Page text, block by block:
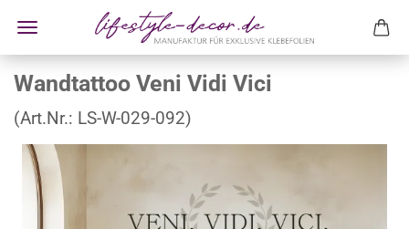
Wandtattoo Veni Vidi Vici
(Art.Nr.: LS-W-029-092)